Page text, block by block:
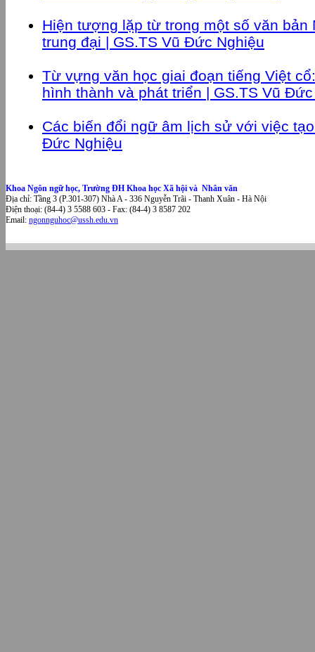
Hiện tượng lặp từ trong một số văn bản
trung đại | GS.TS Vũ Đức Nghiệu
Từ vựng văn học giai đoạn tiếng Việt
hình thành và phát triển | GS.TS Vũ
Các biến đổi ngữ âm lịch sử với việc
Đức Nghiệu
Khoa Ngôn ngữ học, Trường ĐH Khoa học Xã hội và Nhân văn
Địa chỉ: Tầng 3 (P.301-307) Nhà A - 336 Nguyễn Trãi - Thanh Xuân - Hà Nội
Điện thoại: (84-4) 3 5588 603 - Fax: (84-4) 3 8587 202
Email: ngonnguhoc@ussh.edu.vn